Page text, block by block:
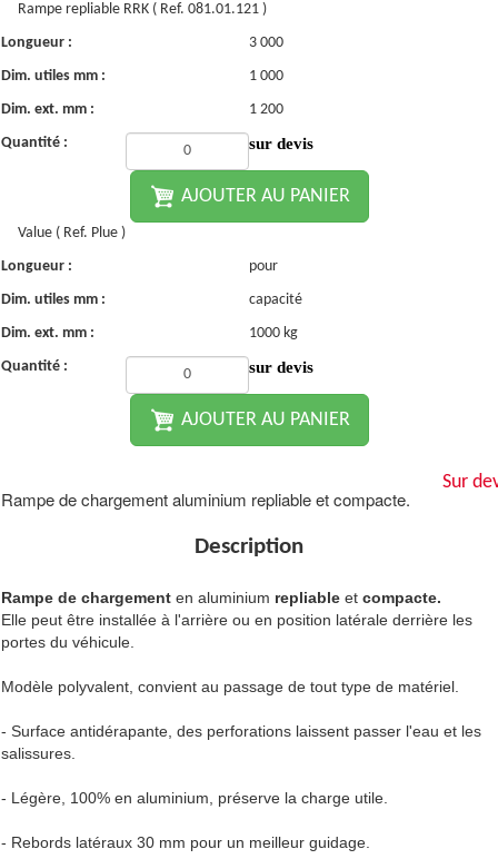
Rampe repliable RRK ( Ref. 081.01.121 )
Longueur :
3 000
Dim. utiles mm :
1 000
Dim. ext. mm :
1 200
Quantité :
sur devis
AJOUTER AU PANIER
Value ( Ref. Plue )
Longueur :
pour
Dim. utiles mm :
capacité
Dim. ext. mm :
1000 kg
Quantité :
sur devis
AJOUTER AU PANIER
Sur
Rampe de chargement aluminium repliable et compacte.
Description
Rampe de chargement en aluminium repliable et compacte.
Elle peut être installée à l'arrière ou en position latérale derrière les
portes du véhicule.
Modèle polyvalent, convient au passage de tout type de matériel.
- Surface antidérapante, des perforations laissent passer l'eau et les
salissures.
- Légère, 100% en aluminium, préserve la charge utile.
- Rebords latéraux 30 mm pour un meilleur guidage.